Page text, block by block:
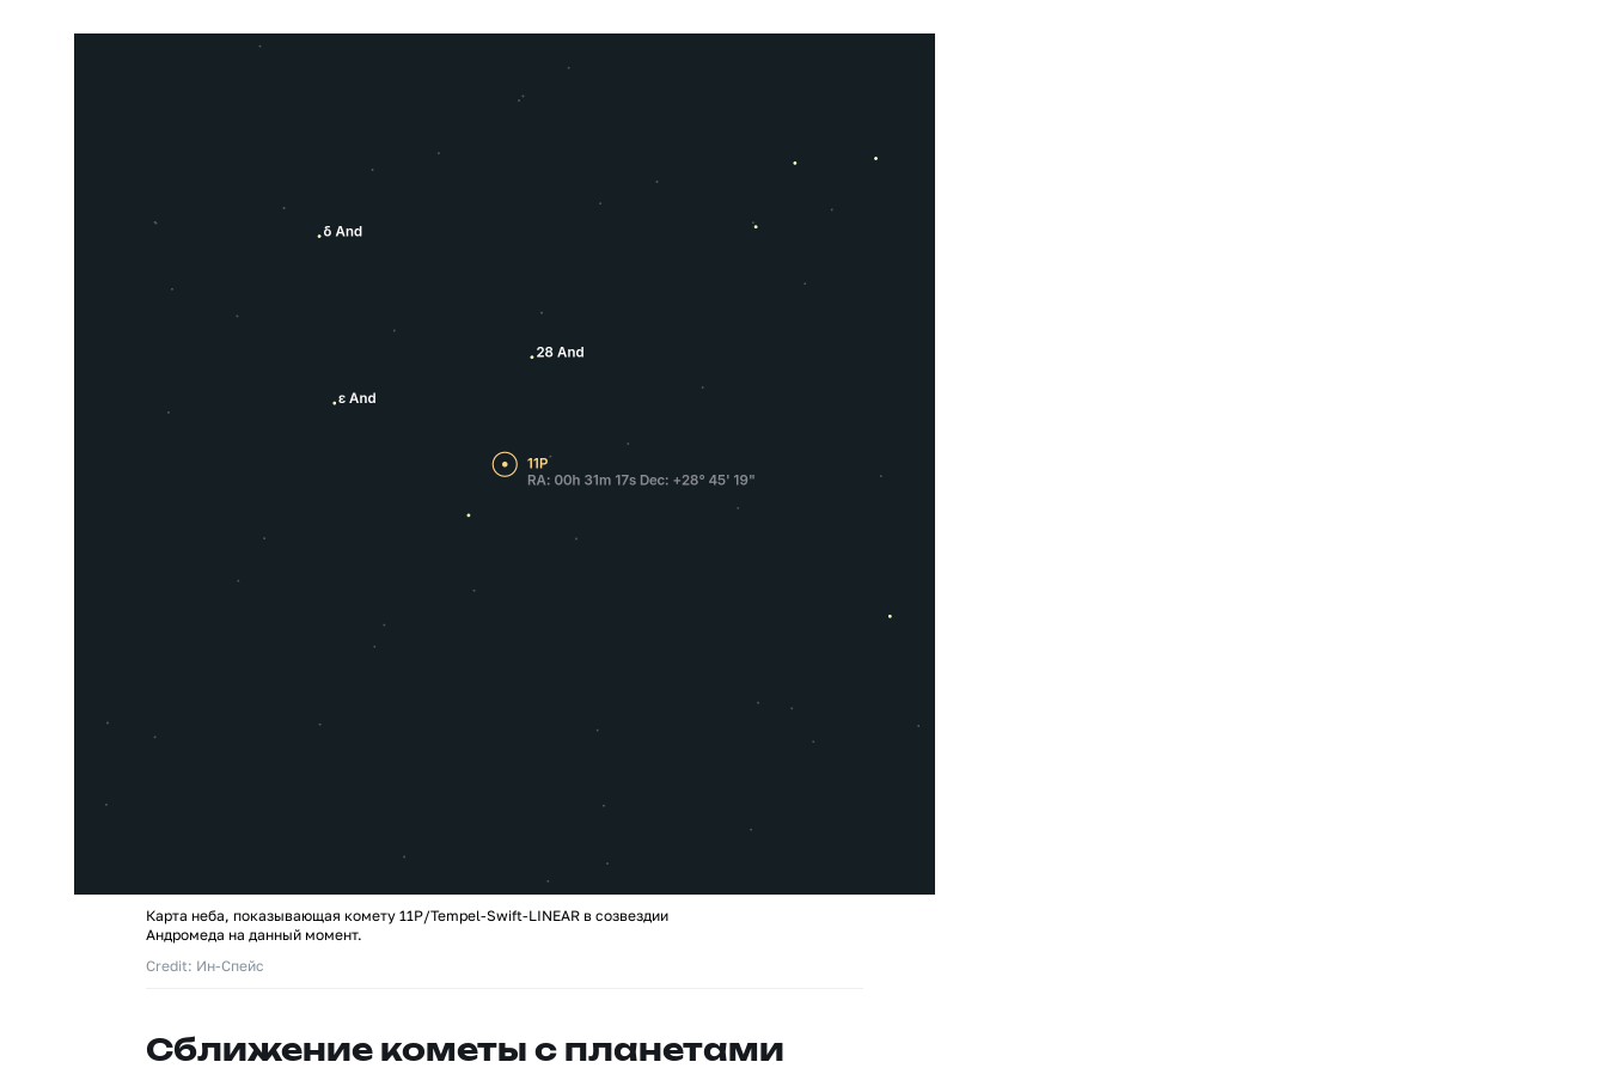
Карта неба, показывающая комету 11P/Tempel-Swift-LINEAR в созвездии
Андромеда на данный момент.
Credit: Ин-Спейс
Сближение кометы с планетами